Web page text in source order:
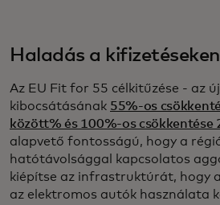
Haladás a
Az EU Fit for 55 célkitűzése - az
kibocsátásának 55%-os
között% és 100%-os csökkentése
alapvető fontosságú, hogy a
hatótávolsággal kapcsolatos
kiépítse az infrastruktúrát, hogy
az elektromos autók használata